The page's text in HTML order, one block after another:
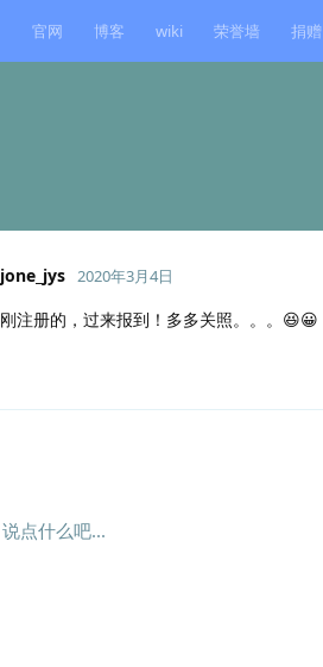
官网 博客 wiki 荣誉墙 捐赠
jone_jys 2020年3月4日
刚注册的，过来报到！多多关照。。。😆😀
说点什么吧...